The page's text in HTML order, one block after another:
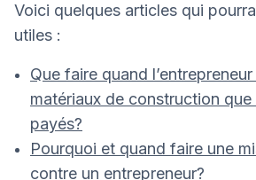
Voici quelques articles qui
utiles :
Que faire quand
matériaux de construction
payés?
Pourquoi et quand faire une
contre un entrepreneur?